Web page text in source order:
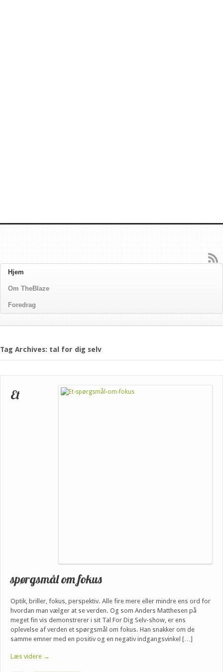
Hjem
Om TheBlaze
Foredrag
Tag Archives: tal for dig selv
Et
spørgsmål om fokus
Optik, briller, fokus, perspektiv. Alle fire mere eller mindre ens ord for
hvordan man vælger at se verden. Og som Anders Matthesen på
meget fin vis demonstrerer i sit Tal For Dig Selv-show, er ens
oplevelse af verden et spørgsmål om fokus. Han snakker om de
samme emner med en positiv og en negativ indgangsvinkel […]
Læs videre →